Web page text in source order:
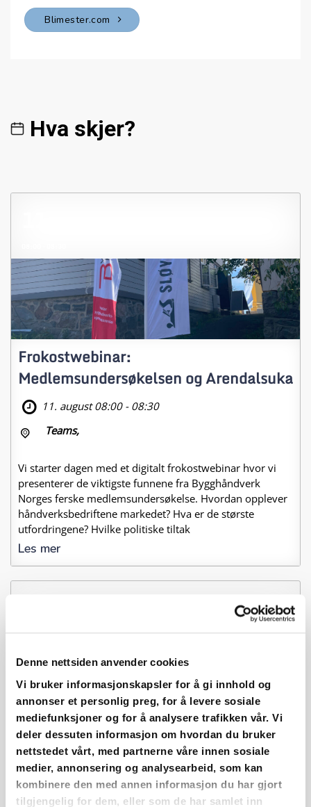
Denne nettsiden anvender cookies
Vi bruker informasjonskapsler for å gi innhold og
annonser et personlig preg, for å levere sosiale
mediefunksjoner og for å analysere trafikken vår. Vi
deler dessuten informasjon om hvordan du bruker
nettstedet vårt, med partnerne våre innen sosiale
medier, annonsering og analysearbeid, som kan
kombinere den med annen informasjon du har gjort
tilgjengelig for dem, eller som de har samlet inn
Blimester.com
Hva skjer?
Frokostwebinar:
Medlemsundersøkelsen og Arendalsuka
11. august 08:00 - 08:30
Teams,
Vi starter dagen med et digitalt frokostwebinar hvor vi
presenterer de viktigste funnene fra Bygghåndverk
Norges ferske medlemsundersøkelse. Hvordan opplever
håndverksbedriftene markedet? Hva er de største
utfordringene? Hvilke politiske tiltak
Les mer
10:30 - 12:00
Arendalsuka – Kjeltringer har ikke
mesterbrev
11. august 10:30 - 12:00